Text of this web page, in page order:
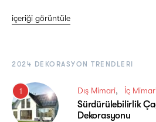
içeriği görüntüle
2024 DEKORASYON TRENDLERI
1 Dış Mimari İç
Sürdürülebilirlik
Dekorasyonu